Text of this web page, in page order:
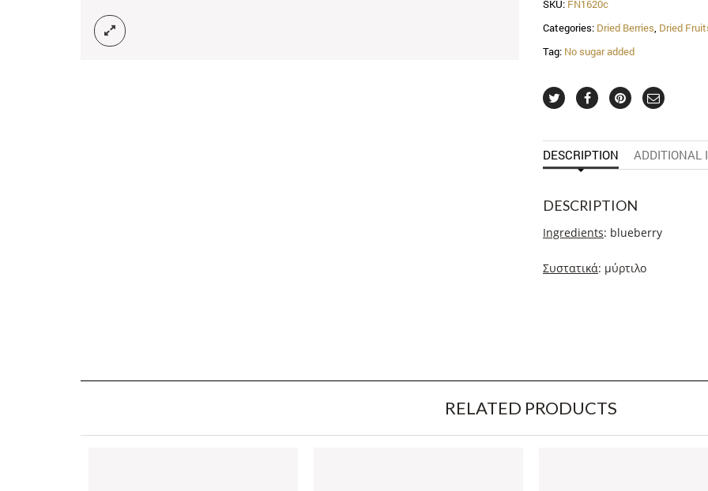
SKU: FN1620c
Categories: Dried Berries, Dried
Tag: No sugar added
DESCRIPTION ADDITIONAL
DESCRIPTION
Ingredients: blueberry
Συστατικά: μύρτιλο
RELATED PRODUCTS